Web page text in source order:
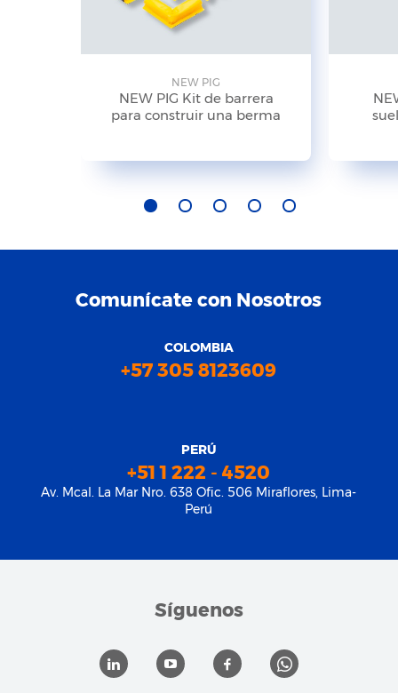
NEW PIG
NEW PIG Kit de barrera
para construir una berma
Comunícate con Nosotros
COLOMBIA
+57 305 8123609
PERÚ
+51 1 222 - 4520
Av. Mcal. La Mar Nro. 638 Ofic. 506 Miraflores, Lima-
Perú
Síguenos